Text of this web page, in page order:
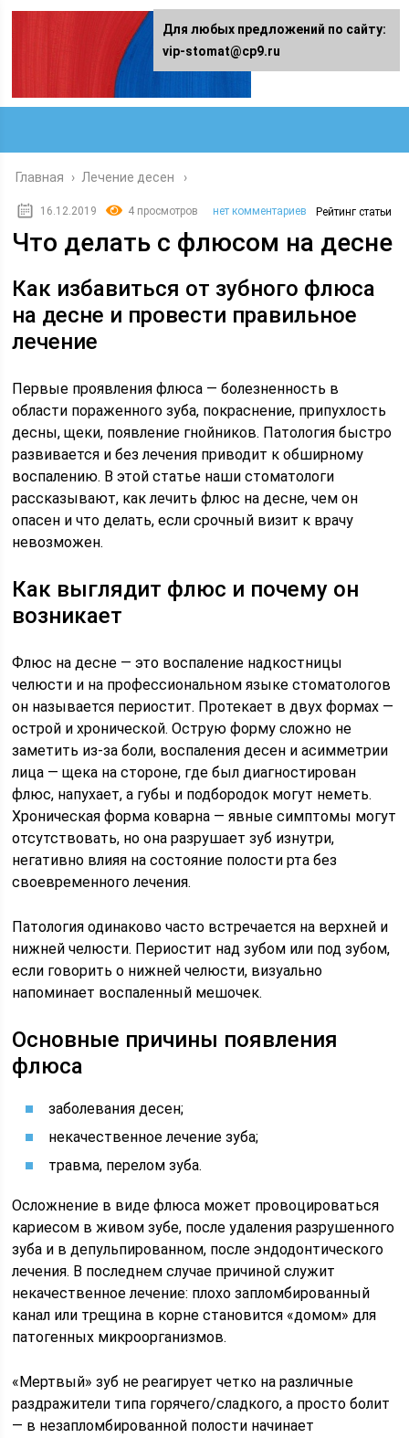
Главная › Лечение десен
16.12.2019 4 просмотров нет комментариев Рейтинг статьи
Что делать с флюсом на десне
Как избавиться от зубного флюса
на десне и провести правильное
лечение
Первые проявления флюса — болезненность в
области пораженного зуба, покраснение, припухлость
десны, щеки, появление гнойников. Патология быстро
развивается и без лечения приводит к обширному
воспалению. В этой статье наши стоматологи
рассказывают, как лечить флюс на десне, чем он
опасен и что делать, если срочный визит к врачу
невозможен.
Как выглядит флюс и почему он
возникает
Флюс на десне — это воспаление надкостницы
челюсти и на профессиональном языке стоматологов
он называется периостит. Протекает в двух формах —
острой и хронической. Острую форму сложно не
заметить из-за боли, воспаления десен и асимметрии
лица — щека на стороне, где был диагностирован
флюс, напухает, а губы и подбородок могут неметь.
Хроническая форма коварна — явные симптомы могут
отсутствовать, но она разрушает зуб изнутри,
негативно влияя на состояние полости рта без
своевременного лечения.
Патология одинаково часто встречается на верхней и
нижней челюсти. Периостит над зубом или под зубом,
если говорить о нижней челюсти, визуально
напоминает воспаленный мешочек.
Основные причины появления
флюса
заболевания десен;
некачественное лечение зуба;
травма, перелом зуба.
Осложнение в виде флюса может провоцироваться
кариесом в живом зубе, после удаления разрушенного
зуба и в депульпированном, после эндодонтического
лечения. В последнем случае причиной служит
некачественное лечение: плохо запломбированный
канал или трещина в корне становится «домом» для
патогенных микроорганизмов.
«Мертвый» зуб не реагирует четко на различные
раздражители типа горячего/сладкого, а просто болит
— в незапломбированной полости начинает
Для любых предложений по сайту:
vip-stomat@cp9.ru